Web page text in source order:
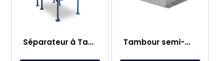
Séparateur à Tambour Semi-Magnétique Ø400×600 mm, Service de Séparation Automatique pour le Recyclage Tambour semi-magnétique Ø300×400 mm